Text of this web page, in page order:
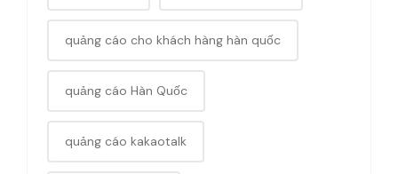
quảng cáo cho khách hàng hàn quốc
quảng cáo Hàn Quốc
quảng cáo kakaotalk